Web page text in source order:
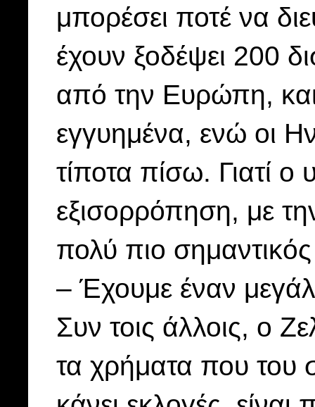
μπορέσει ποτέ να
έχουν ξοδέψει 200
από την Ευρώπη,
εγγυημένα, ενώ οι
τίποτα πίσω. Γιατί
εξισορρόπηση, με
πολύ πιο
– Έχουμε έναν
Συν τοις άλλοις, ο
τα χρήματα που του